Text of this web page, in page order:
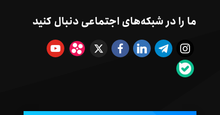
ما را در شبکه‌های اجتماعی دنبال کنید